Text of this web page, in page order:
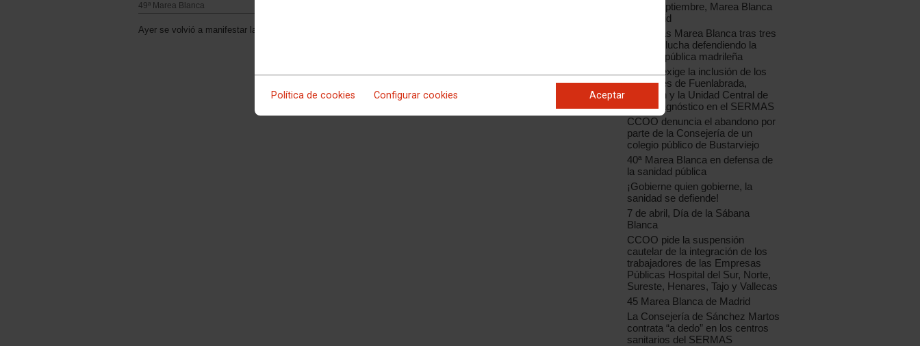
Política de cookies Configurar cookies Aceptar
49ª Marea Blanca
Ayer se volvió a manifestar la Marea Blanca en defensa de la sanidad pública madrileña, de la que forma parte CCOO.
20 de septiembre, Marea Blanca
en Madrid
18O, más Marea Blanca tras tres
años de lucha defendiendo la
sanidad pública madrileña
CCOO exige la inclusión de los
hospitales de Fuenlabrada,
Alcorcón y la Unidad Central de
Radiodiagnóstico en el SERMAS
CCOO denuncia el abandono por
parte de la Consejería de un
colegio público de Bustarviejo
40ª Marea Blanca en defensa de
la sanidad pública
¡Gobierne quien gobierne, la
sanidad se defiende!
7 de abril, Día de la Sábana
Blanca
CCOO pide la suspensión
cautelar de la integración de los
trabajadores de las Empresas
Públicas Hospital del Sur, Norte,
Sureste, Henares, Tajo y Vallecas
45 Marea Blanca de Madrid
La Consejería de Sánchez Martos
contrata “a dedo” en los centros
sanitarios del SERMAS